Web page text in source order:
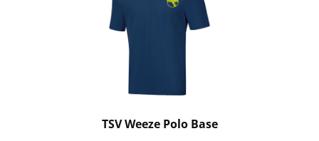
TSV Weeze Polo Base